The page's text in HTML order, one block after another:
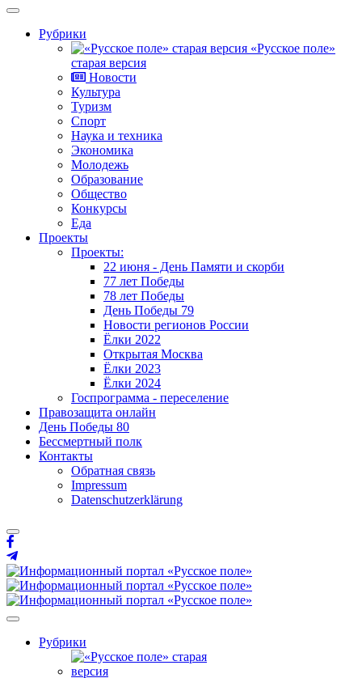
Рубрики
«Русское поле»
старая версия
Новости
Культура
Туризм
Спорт
Наука и техника
Экономика
Молодежь
Образование
Общество
Конкурсы
Еда
Проекты
Проекты:
22 июня - День Памяти и скорби
77 лет Победы
78 лет Победы
День Победы 79
Новости регионов России
Ёлки 2022
Открытая Москва
Ёлки 2023
Ёлки 2024
Госпрограмма - переселение
Правозащита онлайн
День Победы 80
Бессмертный полк
Контакты
Обратная связь
Impressum
Datenschutzerklärung
Рубрики